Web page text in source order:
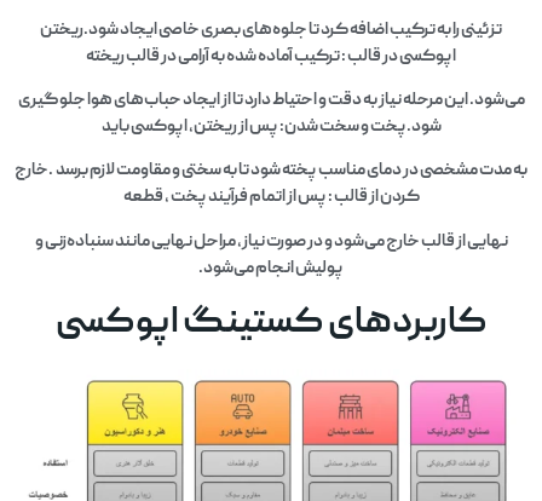
تزئینی را به ترکیب اضافه کرد تا جلوه‌های بصری خاصی ایجاد شود.ریختن
اپوکسی در قالب : ترکیب آماده شده به آرامی در قالب ریخته
می‌شود. این مرحله نیاز به دقت و احتیاط دارد تا از ایجاد حباب‌های هوا جلوگیری
شود.پخت و سخت شدن: پس از ریختن، اپوکسی باید
به مدت مشخصی در دمای مناسب پخته شود تا به سختی و مقاومت لازم برسد .خارج
کردن از قالب : پس از اتمام فرآیند پخت ، قطعه
نهایی از قالب خارج می‌شود و در صورت نیاز، مراحل نهایی مانند سنباده‌زنی و
پولیش انجام می‌شود.
کاربردهای کستینگ اپوکسی